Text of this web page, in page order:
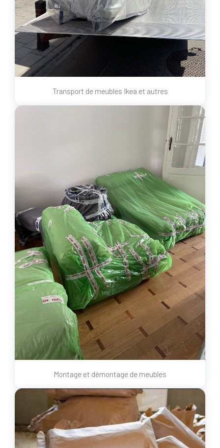
Transport de meubles Ikea et autres
Montage et démontage de meubles